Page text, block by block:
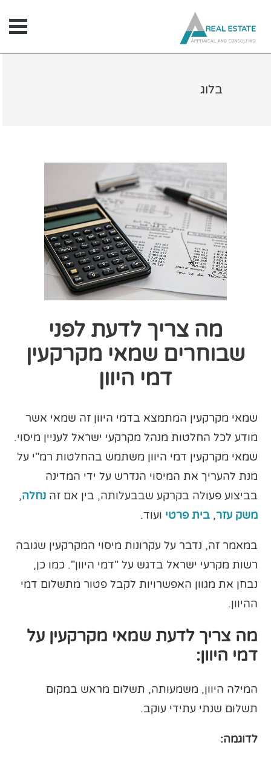
בלוג
מה צריך לדעת לפני
שבוחרים שמאי מקרקעין
דמי היוון
שמאי מקרקעין המתמצא בדמי היוון זה שמאי אשר
מודע לכל החלטות מנהל מקרקעי ישראל לעניין מיסוי.
שמאי מקרקעין דמי היוון משתמש בהחלטות רמ"י על
מנת להעריך את המיסוי הנדרש על ידי המדינה
בביצוע פעולה בקרקע שבבעלותה, בין אם זהנחלה,
משק עזר,בית פרטי ועוד.
במאמר זה, נדבר על עקרונות מיסוי המקרקעין שגובה
רשות מקרעי ישראל בדגש על "דמי היוון". כמו כן,
נבחן את מגוון האפשרויות לקבל פטור מתשלום דמי
ההיוון.
מה צריך לדעת שמאי מקרקעין על
דמי היוון:
המילה היוון, משמעותה, תשלום מראש במקום
תשלום שנתי עתידי עוקב.
לדוגמה: